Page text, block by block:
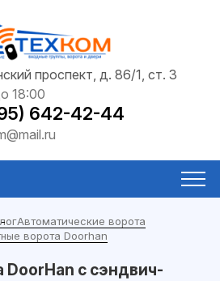
проспект, д. 86/1, ст. 3
18:00
642-42-44
Автоматические ворота
ворота Doorhan
с сэндвич-